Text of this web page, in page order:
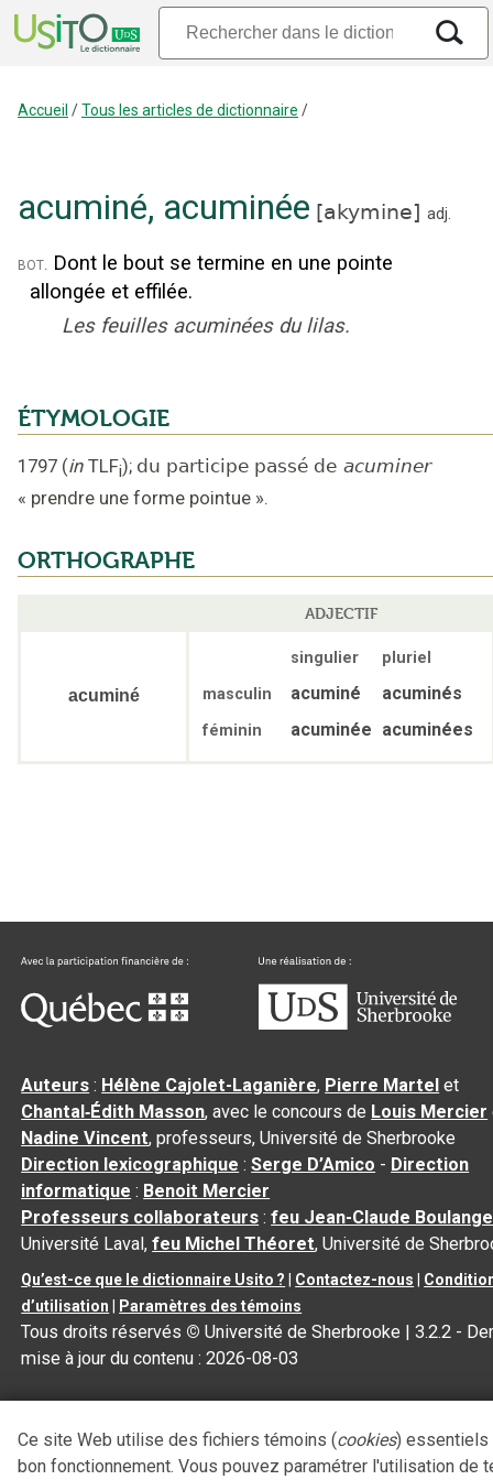
Accueil /Tous les articles de dictionnaire /
acuminé, acuminée [akymine] adj.
bot. Dont le bout se termine en une pointe
allongée et effilée.
Les feuilles acuminées du lilas.
ÉTYMOLOGIE
1797 (in TLFi); du participe passé de acuminer
« prendre une forme pointue ».
ORTHOGRAPHE
ADJECTIF
acuminé
singulier
pluriel
masculin
acuminé acuminés
féminin acuminée acuminées
Auteurs : Hélène Cajolet-Laganière, Pierre Martel et
Chantal‑Édith Masson, avec le concours de Louis Mercier
Nadine Vincent, professeurs, Université de Sherbrooke
Direction lexicographique :Serge D’Amico - Direction
informatique : Benoit Mercier
Professeurs collaborateurs :feu Jean-Claude
Université Laval,feu Michel Théoret, Université de
Qu’est-ce que le dictionnaire Usito ? Contactez-nous
d’utilisation
Paramètres des témoins
Tous droits réservés © Université de Sherbrooke |3.2.2 -
mise à jour du contenu :2026-08-03
Ce site Web utilise des fichiers témoins (cookies) essentiels
bon fonctionnement. Vous pouvez paramétrer l'utilisation de